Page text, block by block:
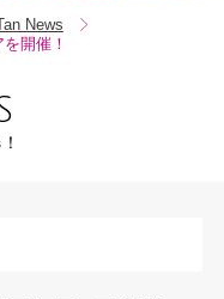
News
開催！